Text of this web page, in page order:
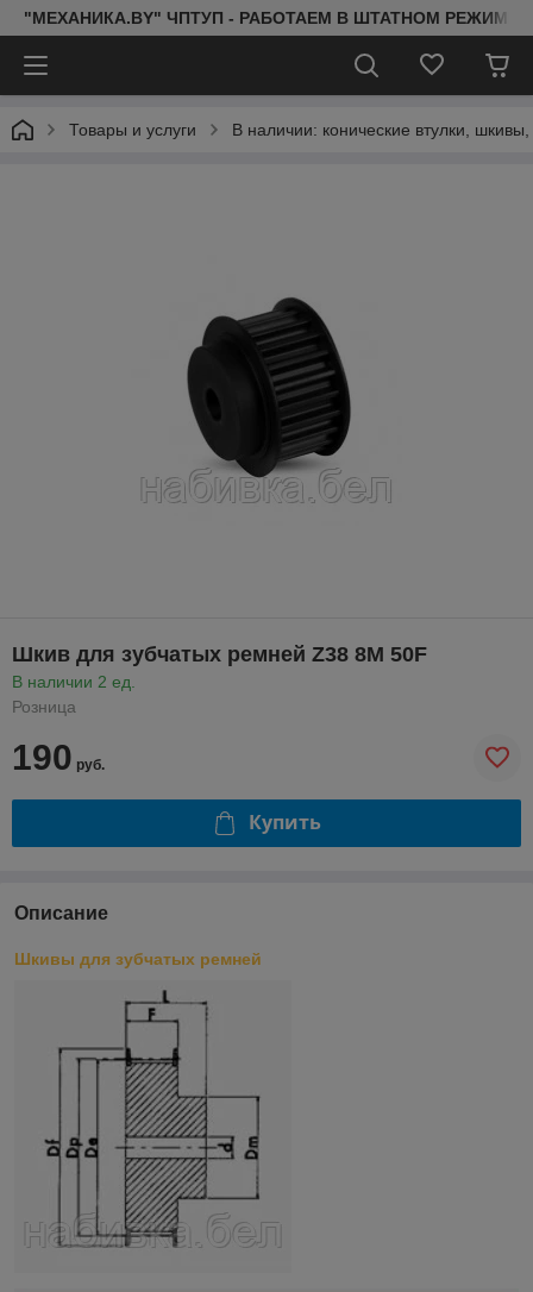
"МЕХАНИКА.BY" ЧПТУП - РАБОТАЕМ В ШТАТНОМ РЕЖИМЕ
Товары и услуги В наличии: конические втулки,
Шкив для зубчатых ремней Z38 8M 50F
В наличии 2 ед.
Розница
190 руб.
Купить
Описание
Шкивы для зубчатых ремней